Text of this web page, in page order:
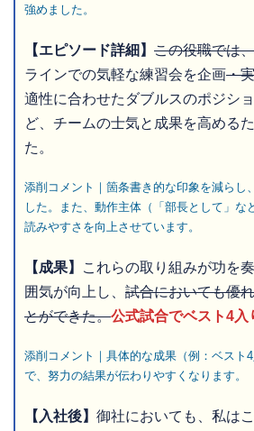
強めました。
【エピソード詳細】 この役職では、
ラインでの気軽な練習会を企画・
適性に合わせたダブルスのポジシ
ど、チームの士気と成果を高める
た。
添削コメント｜箇条書き的な印象を減らし
した。また、動作主体（「部長として」な
読みやすさを向上させています。
【成果】
これらの取り組みが功を
囲気が向上し、 試合においても優
とができた。公式試合でベスト4入
添削コメント｜具体的な成果（例：ベスト
で、努力の結果が伝わりやすくなります。
【入社後】 御社においても、私は